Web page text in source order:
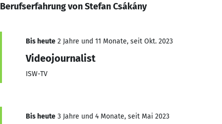
Berufserfahrung von Stefan Csákány
Bis heute 2 Jahre und 11 Monate, seit Okt. 2023
Videojournalist
ISW-TV
Bis heute 3 Jahre und 4 Monate, seit Mai 2023